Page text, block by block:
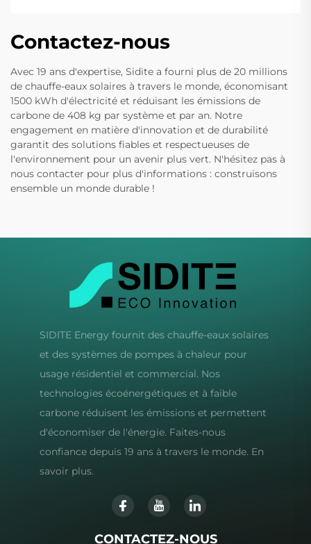
Contactez-nous
Avec 19 ans d'expertise, Sidite a fourni plus de 20 millions
de chauffe-eaux solaires à travers le monde, économisant
1500 kWh d'électricité et réduisant les émissions de
carbone de 408 kg par système et par an. Notre
engagement en matière d'innovation et de durabilité
garantit des solutions fiables et respectueuses de
l'environnement pour un avenir plus vert. N'hésitez pas à
nous contacter pour plus d'informations : construisons
ensemble un monde durable !
SIDITE Energy fournit des chauffe-eaux solaires
et des systèmes de pompes à chaleur pour
usage résidentiel et commercial. Nos
technologies écoénergétiques et à faible
carbone réduisent les émissions et permettent
d'économiser de l'énergie. Faites-nous
confiance depuis 19 ans à travers le monde. En
savoir plus.
CONTACTEZ-NOUS